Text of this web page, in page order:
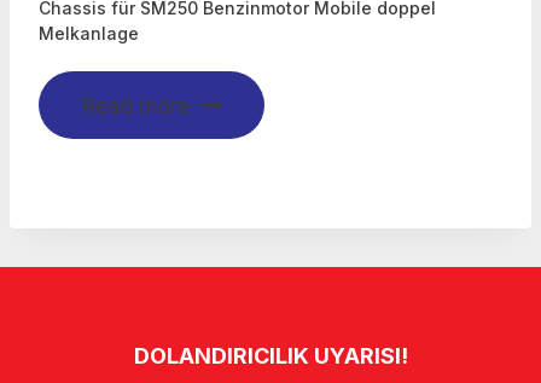
Chassis für SM250 Benzinmotor Mobile doppel
Melkanlage
Read more
DOLANDIRICILIK UYARISI!